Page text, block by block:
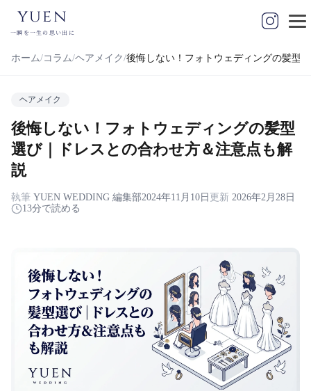
yuen
一瞬を一生の思い出に
ホーム コラム ヘアメイク 後悔しない！フォトウェディングの髪型
ヘアメイク
後悔しない！フォトウェディングの髪型
選び｜ドレスとの合わせ方＆注意点も解
説
執筆 YUEN WEDDING 編集部2024年11月10日 更新 2026年2月28日
13分で読める